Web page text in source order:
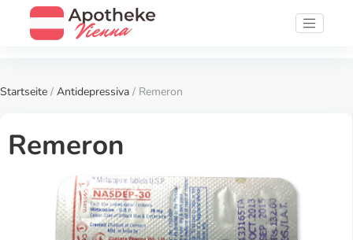
Startseite / Antidepressiva / Remeron
Remeron